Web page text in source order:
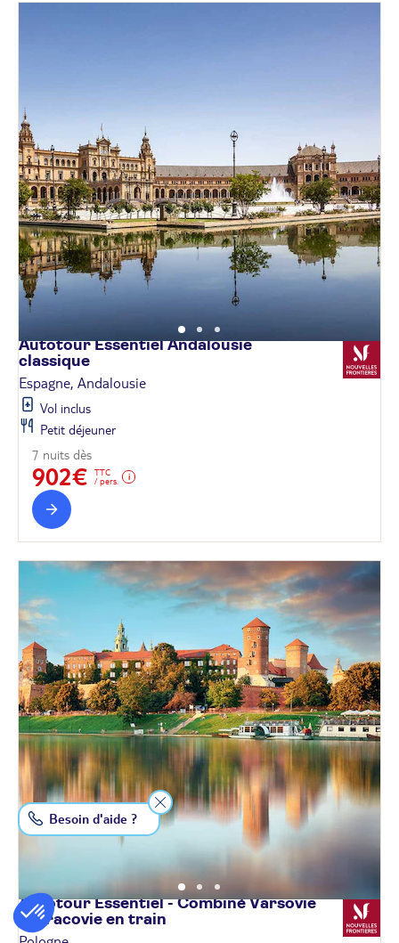
Autotour Essentiel Andalousie
classique
Espagne, Andalousie
Vol inclus
Petit déjeuner
7 nuits dès
902€
TTC
/ pers.
Autotour Essentiel - Combiné Varsovie
& Cracovie en train
Besoin d'aide ?